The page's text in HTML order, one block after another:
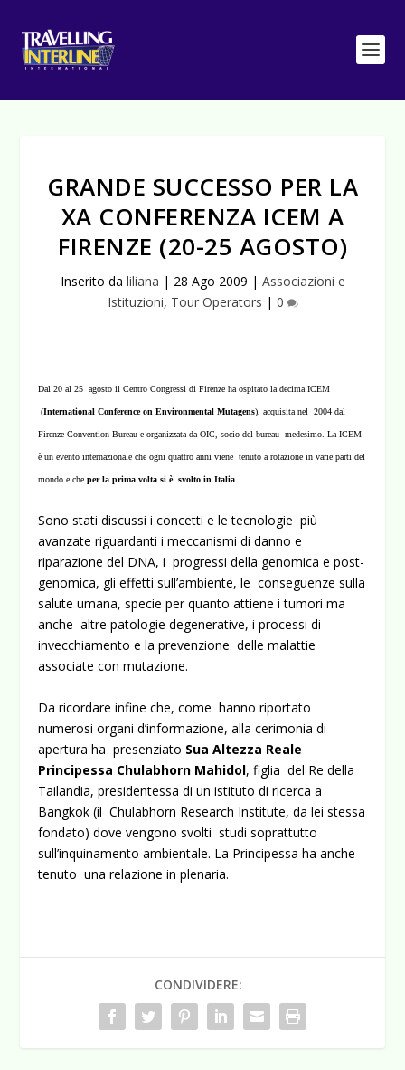
GRANDE SUCCESSO PER LA
XA CONFERENZA ICEM A
FIRENZE (20-25 AGOSTO)
Inserito da liliana | 28 Ago 2009 | Associazioni e
Istituzioni, Tour Operators | 0
Dal 20 al 25 agosto il Centro Congressi di Firenze ha ospitato la decima ICEM
(International Conference on Environmental Mutagens), acquisita nel 2004 dal
Firenze Convention Bureau e organizzata da OIC, socio del bureau medesimo.La ICEM
è un evento internazionale che ogni quattro anni viene tenuto a rotazione in varie parti del
mondo e cheper la prima volta si è svolto in Italia
Sono stati discussi i concetti e le tecnologie più
avanzate riguardanti i meccanismi di danno e
riparazione del DNA, i progressi della genomica e post-
genomica, gli effetti sull’ambiente, le conseguenze sulla
salute umana, specie per quanto attiene i tumori ma
anche altre patologie degenerative, i processi di
invecchiamento e la prevenzione delle malattie
associate con mutazione.
Da ricordare infine che, come hanno riportato
numerosi organi d’informazione, alla cerimonia di
apertura ha presenziato Sua Altezza Reale
Principessa Chulabhorn Mahidol, figlia del Re della
Tailandia, presidentessa di un istituto di ricerca a
Bangkok (il Chulabhorn Research Institute, da lei stessa
fondato) dove vengono svolti studi soprattutto
sull’inquinamento ambientale. La Principessa ha anche
tenuto una relazione in plenaria.
CONDIVIDERE: